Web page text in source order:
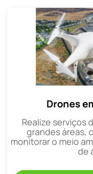
Drones
Realize serviços
grandes áreas,
monitorar o meio
de